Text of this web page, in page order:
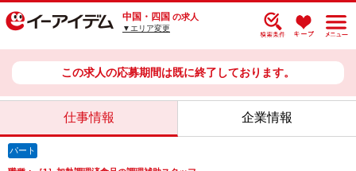
中国・四国 の求人
▼エリア変更
この求人の応募期間は既に終了しております。
仕事情報 企業情報
パート